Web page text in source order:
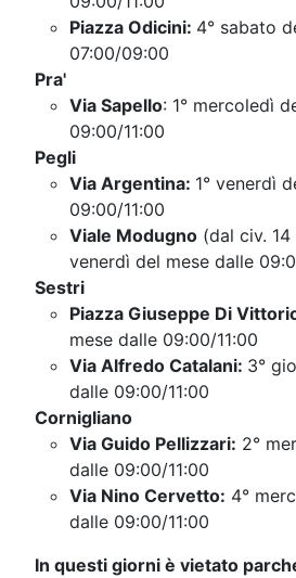
Piazza Odicini: 4° sabato
07:00/09:00
Pra'
Via Sapello: 1° mercoledì
09:00/11:00
Pegli
Via Argentina: 1° venerdì
09:00/11:00
Viale Modugno (dal civ. 14
venerdì del mese dalle
Sestri
Piazza Giuseppe Di
mese dalle 09:00/11:00
Via Alfredo Catalani: 3°
dalle 09:00/11:00
Cornigliano
Via Guido Pellizzari: 2°
dalle 09:00/11:00
Via Nino Cervetto: 4°
dalle 09:00/11:00
In questi giorni è vietato